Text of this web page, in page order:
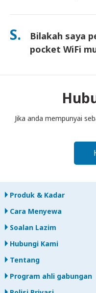
Anda boleh menambah
yuran penggantian akan
hubungi kami dengan
terhubung.
S.
Bilakah saya
pocket WiFi
selepas tamat tempoh
memulangkan, anda akan
Jika anda mempunyai
Produk & Kadar
Cara Menyewa
Soalan Lazim
Hubungi Kami
Tentang
Program ahli gabungan